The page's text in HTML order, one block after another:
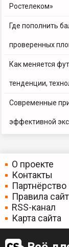
Ростелеком»
Где пополнить
проверенных
Как меняется
тенденции,
Современные
эффективной
О проекте
Контакты
Партнёрство
Правила
RSS-канал
Карта сайта